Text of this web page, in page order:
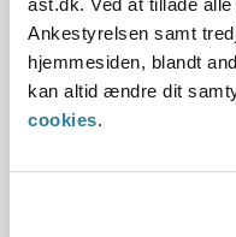
Ankestyrelsen samt
hjemmesiden, blandt
kan altid ændre dit
cookies.
Hent